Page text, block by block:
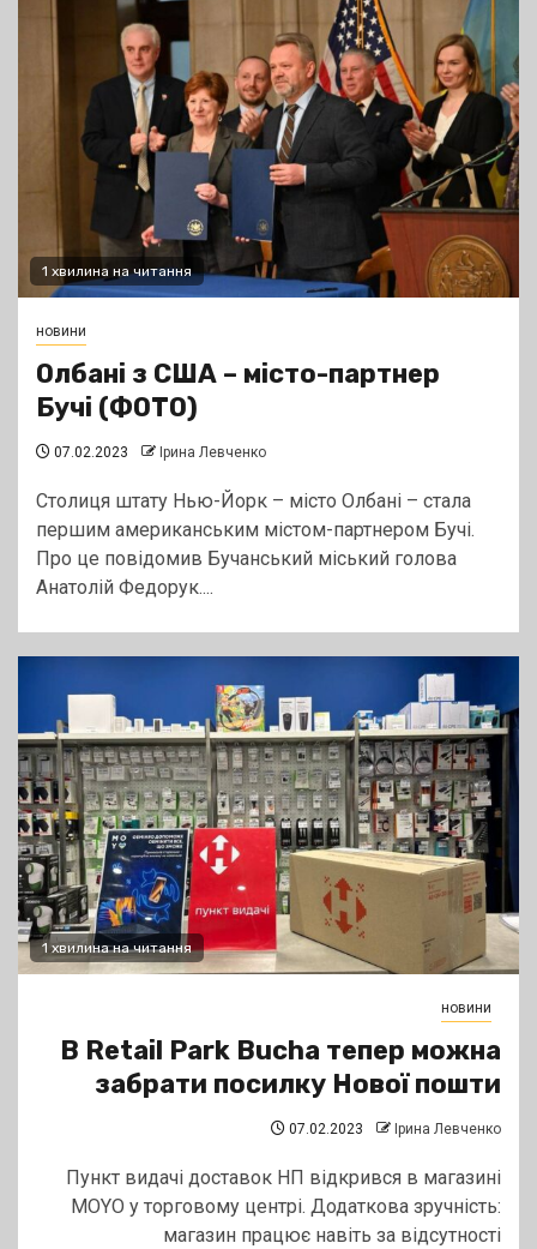
1 хвилина на читання
новини
Олбані з США – місто-партнер
Бучі (ФОТО)
07.02.2023 Ірина Левченко
Столиця штату Нью-Йорк – місто Олбані – стала
першим американським містом-партнером Бучі.
Про це повідомив Бучанський міський голова
Анатолій Федорук....
1 хвилина на читання
новини
В Retail Park Bucha тепер можна
забрати посилку Нової пошти
07.02.2023 Ірина Левченко
Пункт видачі доставок НП відкрився в магазині
MOYO у торговому центрі. Додаткова зручність:
магазин працює навіть за відсутності